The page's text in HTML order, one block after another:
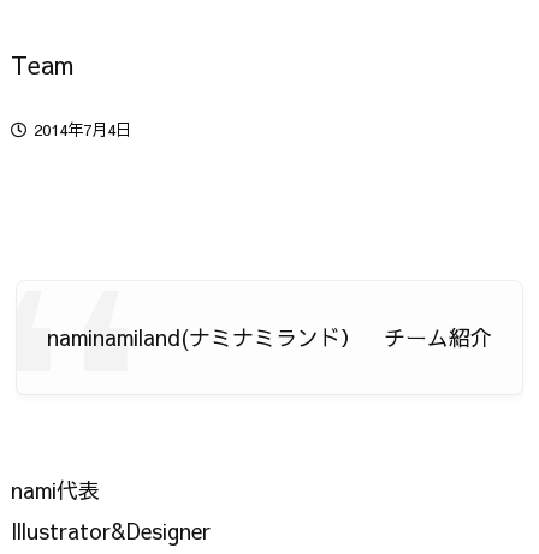
Team
2014年7月4日
naminamiland(ナミナミランド） チーム紹介
nami代表
Illustrator&Designer